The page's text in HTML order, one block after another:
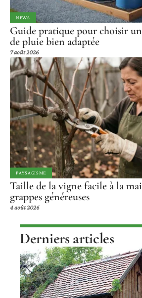
NEWS
Guide pratique pour choisir
de pluie bien adaptée
7 août 2026
PAYSAGISME
Taille de la vigne facile à la
grappes généreuses
4 août 2026
Derniers articles